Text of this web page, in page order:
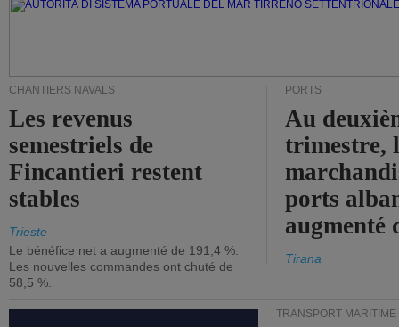
CHANTIERS NAVALS
Les revenus
semestriels de
Fincantieri restent
stables
Trieste
Le bénéfice net a augmenté de 191,4 %.
Les nouvelles commandes ont chuté de
58,5 %.
PORTS
Au
trimestre,
ports
augmenté
Tirana
TRANSPORT MARITIME